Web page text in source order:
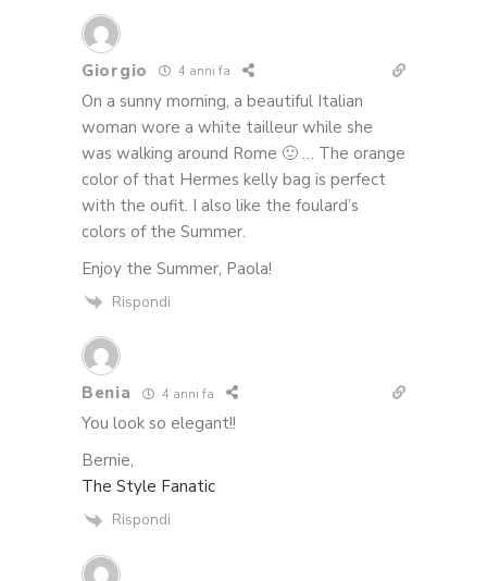
Giorgio 4 anni fa
On a sunny morning, a beautiful Italian
woman wore a white tailleur while she
was walking around Rome 🙂 … The orange
color of that Hermes kelly bag is perfect
with the oufit. I also like the foulard’s
colors of the Summer.
Enjoy the Summer, Paola!
Rispondi
Benia 4 anni fa
You look so elegant!!
Bernie,
The Style Fanatic
Rispondi